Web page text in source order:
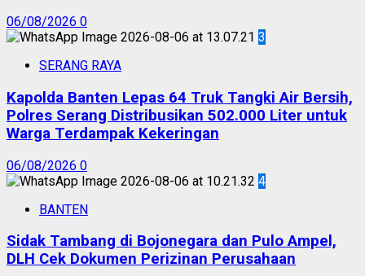
06/08/2026 0
3
SERANG RAYA
Kapolda Banten Lepas 64 Truk Tangki Air Bersih,
Polres Serang Distribusikan 502.000 Liter untuk
Warga Terdampak Kekeringan
06/08/2026 0
4
BANTEN
Sidak Tambang di Bojonegara dan Pulo Ampel,
DLH Cek Dokumen Perizinan Perusahaan